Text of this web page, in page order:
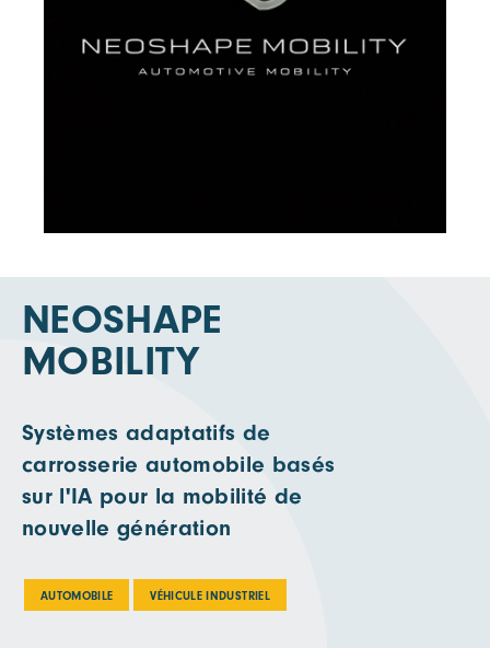
NEOSHAPE
MOBILITY
Systèmes adaptatifs de
carrosserie automobile basés
sur l'IA pour la mobilité de
nouvelle génération
AUTOMOBILE VÉHICULE INDUSTRIEL